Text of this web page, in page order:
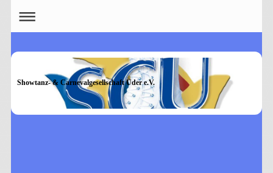
Showtanz- & Carnevalgesellschaft Uder e.V.